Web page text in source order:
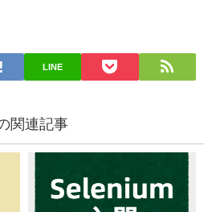
LINE
関連記事